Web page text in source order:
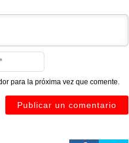
para la próxima vez que comente.